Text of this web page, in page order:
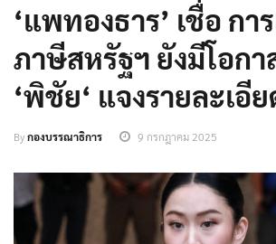
‘แพทองธาร’ เชื่อ กา
ภาษีสหรัฐฯ ยังมีโอกา
‘พิชัย‘ แจงรายละเอี
Byกองบรรณาธิการ 9 กรกฎาคม 2025